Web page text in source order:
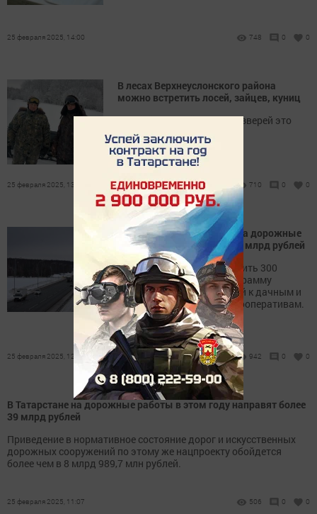
25 февраля 2025, 14:00 748 0 0
В лесах Верхнеуслонского района
можно встретить лосей, зайцев, куниц
Зимний учетный маршрут зверей это
подтверждает
25 февраля 2025, 13:00 710 0 0
В Татарстане в 2025 году на дорожные
работы направят более 39 млрд рублей
Также планируется потратить 300
миллионов рублей на программу
ремонта подъездных путей к дачным и
садово-огородническим кооперативам.
25 февраля 2025, 12:02 942 0 0
В Татарстане на дорожные работы в этом году направят более
39 млрд рублей
Приведение в нормативное состояние дорог и искусственных
дорожных сооружений по этому же нацпроекту обойдется
более чем в 8 млрд 989,7 млн рублей.
25 февраля 2025, 11:07 506 0 0